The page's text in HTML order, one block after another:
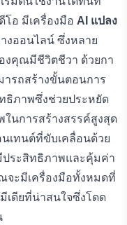
อ มีเครื่องมือ AI แปลง
งออนไลน์ ซึ่งหลาย
งคุณมีชีวิตชีวา ด้วยกา
รถสร้างขั้นตอนการ
ธิภาพซึ่งช่วยประหยัด
ในการสร้างสรรค์สูงสุด
เทนต์ที่ขับเคลื่อนด้วย
ประสิทธิภาพและคุ้มค่า
จะมีเครื่องมือทั้งหมดที่
เดียที่น่าสนใจซึ่งโดด